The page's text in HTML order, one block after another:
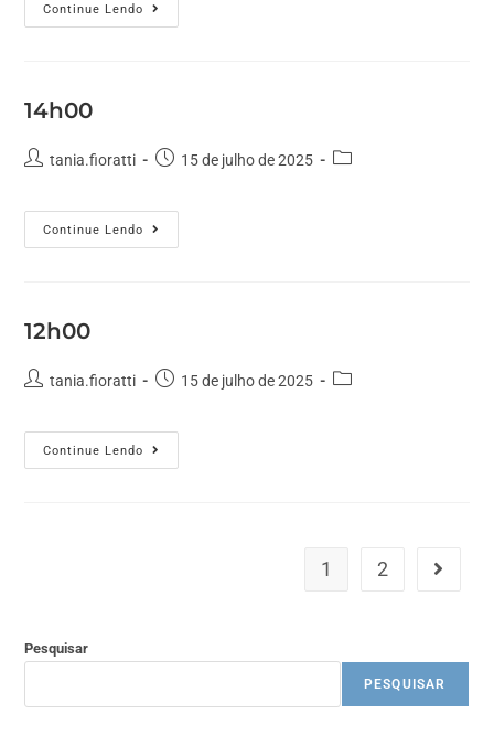
Continue Lendo
14h00
tania.fioratti 15 de julho de 2025
Continue Lendo
12h00
tania.fioratti 15 de julho de 2025
Continue Lendo
1 2
Pesquisar
PESQUISAR